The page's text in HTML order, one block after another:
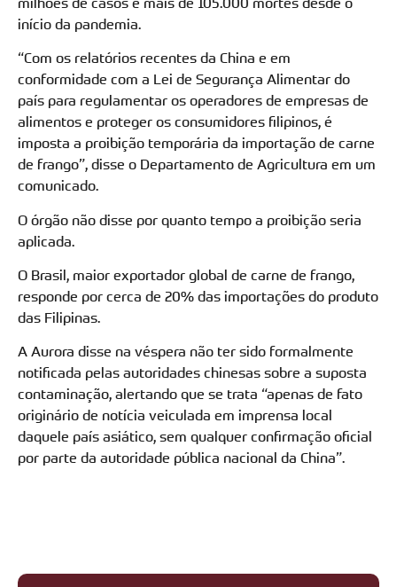
início da pandemia.
“Com os relatórios recentes da China e em
conformidade com a Lei de Segurança Alimentar do
país para regulamentar os operadores de empresas de
alimentos e proteger os consumidores filipinos, é
imposta a proibição temporária da importação de carne
de frango”, disse o Departamento de Agricultura em um
comunicado.
O órgão não disse por quanto tempo a proibição seria
aplicada.
O Brasil, maior exportador global de carne de frango,
responde por cerca de 20% das importações do produto
das Filipinas.
A Aurora disse na véspera não ter sido formalmente
notificada pelas autoridades chinesas sobre a suposta
contaminação, alertando que se trata “apenas de fato
originário de notícia veiculada em imprensa local
daquele país asiático, sem qualquer confirmação oficial
por parte da autoridade pública nacional da China”.